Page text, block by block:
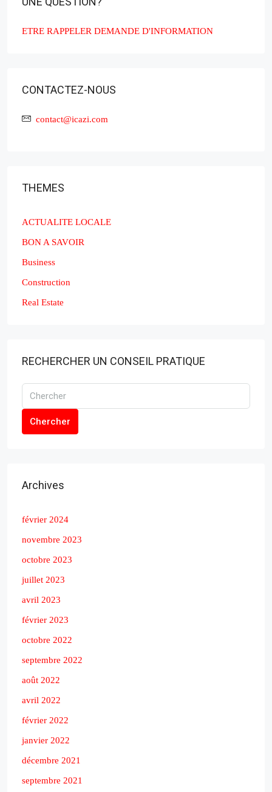
UNE QUESTION?
ETRE RAPPELER DEMANDE D'INFORMATION
CONTACTEZ-NOUS
contact@icazi.com
THEMES
ACTUALITE LOCALE
BON A SAVOIR
Business
Construction
Real Estate
RECHERCHER UN CONSEIL PRATIQUE
Chercher
Archives
février 2024
novembre 2023
octobre 2023
juillet 2023
avril 2023
février 2023
octobre 2022
septembre 2022
août 2022
avril 2022
février 2022
janvier 2022
décembre 2021
septembre 2021